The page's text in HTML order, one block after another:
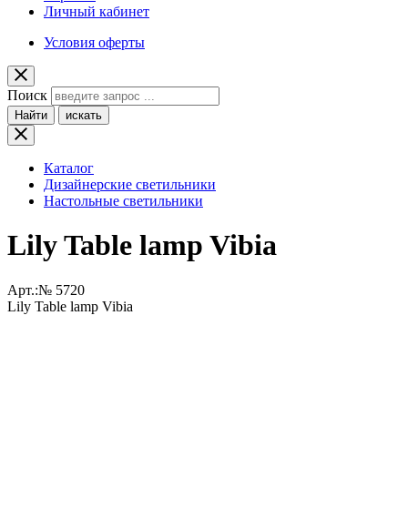
Личный кабинет
Условия оферты
Поиск
Найти искать
Каталог
Дизайнерские светильники
Настольные светильники
Lily Table lamp Vibia
Арт.:№ 5720
Lily Table lamp Vibia